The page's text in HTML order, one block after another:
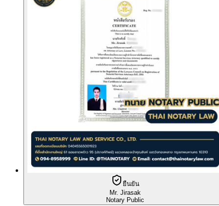
ยืนยัน
Mr. Jirasak
Notary Public